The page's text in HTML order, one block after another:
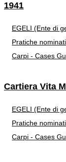
1941
EGELI (Ente di
Pratiche
Carpi - Cases
Cartiera Vita
EGELI (Ente di
Pratiche
Carpi - Cases